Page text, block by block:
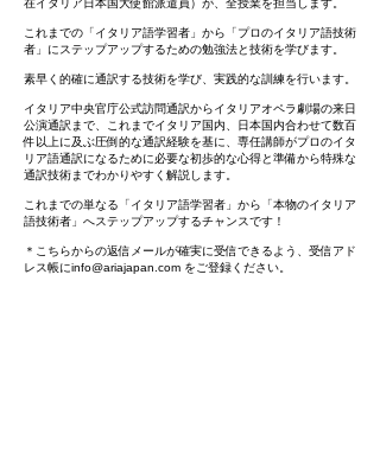
在イタリア日本国大使館派遣員）が、全授業を担当します。
これまでの「イタリア語学習者」から「プロのイタリア語技術
者」にステップアップするための勉強法と技術を学びます。
素早く的確に通訳する技術を学び、実践的な訓練を行います。
イタリア中央官庁公式訪問通訳からイタリアオペラ劇場の来日
公演通訳まで、これまでイタリア国内、日本国内合わせて数百
件以上に及ぶ圧倒的な通訳経験を基に、専任講師がプロのイタ
リア語通訳になるために必要な初歩的な心得と準備から特殊な
通訳技術までわかりやすく解説します。
これまでの単なる「イタリア語学習者」から「本物のイタリア
語技術者」へステップアップするチャンスです！
＊こちらからの返信メールが確実に受信できるよう、受信アド
レス帳にinfo@ariajapan.com をご登録ください。